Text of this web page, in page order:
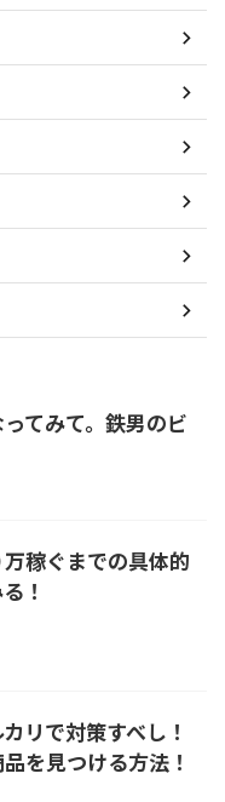
てみて。鉄男のビ
稼ぐまでの具体的
！
リで対策すべし！
を見つける方法！